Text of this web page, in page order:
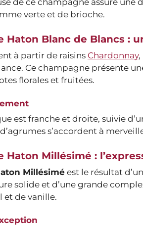
de ce champagne assure
verte et de brioche.
Haton Blanc de Blancs :
à partir de raisins Chardonnay,
Ce champagne présente
florales et fruitées.
est franche et droite, suivie
s’accordent à
Haton Millésimé :
Millésimé est le résultat
solide et d’une grande
et de vanille.